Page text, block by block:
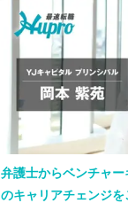
弁護士からベンチャ
のキャリアチェンジを